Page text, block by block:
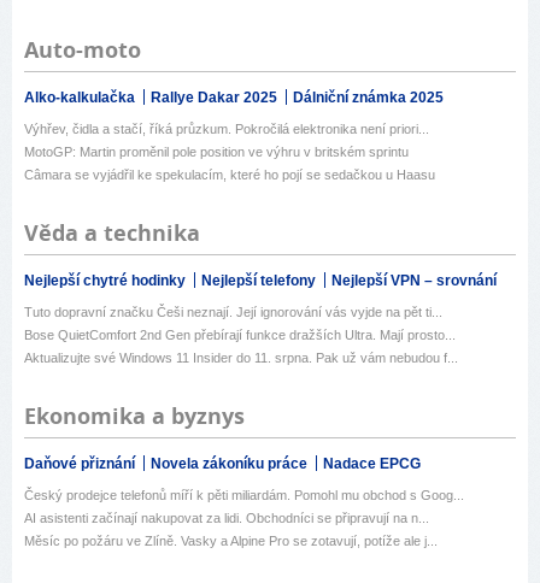
Auto-moto
Alko-kalkulačka Rallye Dakar 2025 Dálniční známka 2025
Výhřev, čidla a stačí, říká průzkum. Pokročilá elektronika není priori...
MotoGP: Martin proměnil pole position ve výhru v britském sprintu
Câmara se vyjádřil ke spekulacím, které ho pojí se sedačkou u Haasu
Věda a technika
Nejlepší chytré hodinky Nejlepší telefony Nejlepší VPN – srovnání
Tuto dopravní značku Češi neznají. Její ignorování vás vyjde na pět ti...
Bose QuietComfort 2nd Gen přebírají funkce dražších Ultra. Mají prosto...
Aktualizujte své Windows 11 Insider do 11. srpna. Pak už vám nebudou f...
Ekonomika a byznys
Daňové přiznání Novela zákoníku práce Nadace EPCG
Český prodejce telefonů míří k pěti miliardám. Pomohl mu obchod s Goog...
AI asistenti začínají nakupovat za lidi. Obchodníci se připravují na n...
Měsíc po požáru ve Zlíně. Vasky a Alpine Pro se zotavují, potíže ale j...